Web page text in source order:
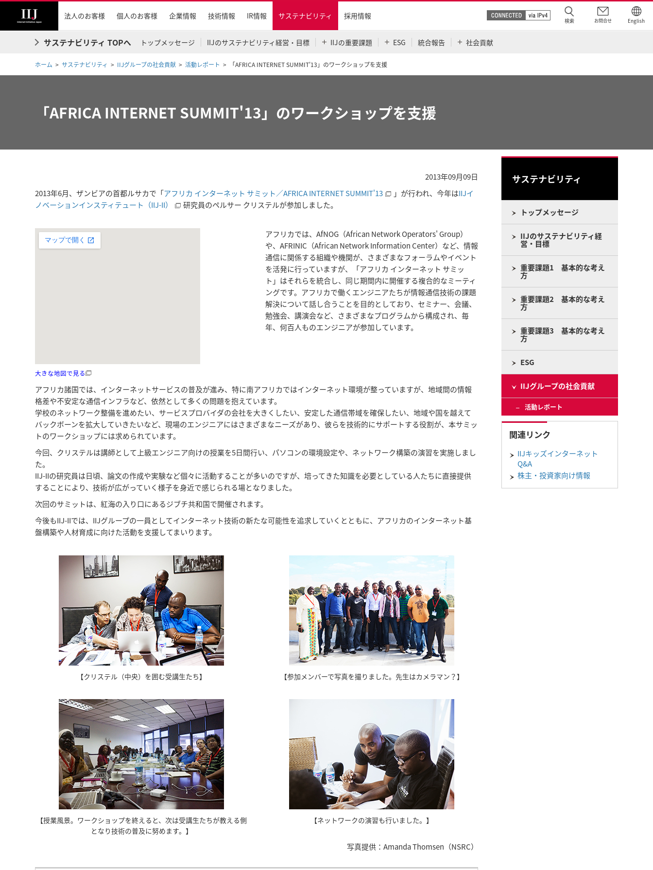
法人のお客様 個人のお客様 企業情報 技術情報 IR情報 サステナビリティ 採用情報
検索 お問合せ English
サステナビリティ TOPへ トップメッセージ IIJのサステナビリティ経営・目標 IIJの重要課題 ESG 統合報告 社会貢献
ホーム サステナビリティ IIJグループの社会貢献 活動レポート 「AFRICA INTERNET SUMMIT'13」のワークショップを支援
「AFRICA INTERNET SUMMIT'13」のワークショップを支援
2013年09月09日
2013年6月、ザンビアの首都ルサカで「アフリカ インターネット サミット／AFRICA INTERNET SUMMIT'13 」が行われ、今年はIIJイ
ノベーションインスティテュート（IIJ-II）
研究員のペルサー クリステルが参加しました。
大きな地図で見る
アフリカでは、AfNOG（African Network Operators' Group）
や、AFRINIC（African Network Information Center）など、情報
通信に関係する組織や機関が、さまざまなフォーラムやイベント
を活発に行っていますが、「アフリカ インターネット サミッ
ト」はそれらを統合し、同じ期間内に開催する複合的なミーティ
ングです。アフリカで働くエンジニアたちが情報通信技術の課題
解決について話し合うことを目的としており、セミナー、会議、
勉強会、講演会など、さまざまなプログラムから構成され、毎
年、何百人ものエンジニアが参加しています。
アフリカ諸国では、インターネットサービスの普及が進み、特に南アフリカではインターネット環境が整っていますが、地域間の情報
格差や不安定な通信インフラなど、依然として多くの問題を抱えています。
学校のネットワーク整備を進めたい、サービスプロバイダの会社を大きくしたい、安定した通信帯域を確保したい、地域や国を越えて
バックボーンを拡大していきたいなど、現場のエンジニアにはさまざまなニーズがあり、彼らを技術的にサポートする役割が、本サミッ
トのワークショップには求められています。
今回、クリステルは講師として上級エンジニア向けの授業を5日間行い、パソコンの環境設定や、ネットワーク構築の演習を実施しまし
た。
IIJ-IIの研究員は日頃、論文の作成や実験など個々に活動することが多いのですが、培ってきた知識を必要としている人たちに直接提供
することにより、技術が広がっていく様子を身近で感じられる場となりました。
次回のサミットは、紅海の入り口にあるジブチ共和国で開催されます。
今後もIIJ-IIでは、IIJグループの一員としてインターネット技術の新たな可能性を追求していくとともに、アフリカのインターネット基
盤構築や人材育成に向けた活動を支援してまいります。
【クリステル（中央）を囲む受講生たち】 【参加メンバーで写真を撮りました。先生はカメラマン？】
【授業風景。ワークショップを終えると、次は受講生たちが教える側
となり技術の普及に努めます。】
【ネットワークの演習も行いました。】
写真提供：Amanda Thomsen（NSRC）
サステナビリティ
トップメッセージ
IIJのサステナビリティ経
営・目標
重要課題1 基本的な考え
方
重要課題2 基本的な考え
方
重要課題3 基本的な考え
方
ESG
IIJグループの社会貢献
活動レポート
関連リンク
IIJキッズインターネット
Q&A
株主・投資家向け情報